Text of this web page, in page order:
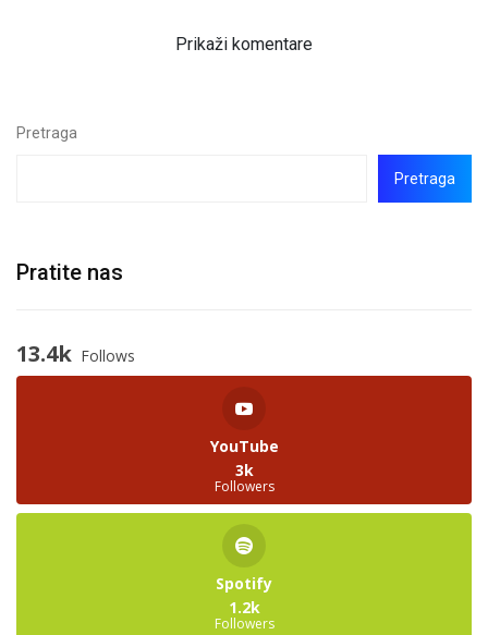
Prikaži komentare
Pretraga
Pretraga
Pratite nas
13.4k Follows
YouTube
3k
Followers
Spotify
1.2k
Followers